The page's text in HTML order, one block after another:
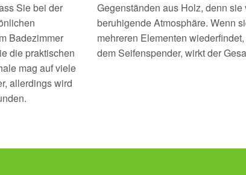
Sie bei der
Badezimmer
die praktischen
mag auf viele
allerdings wird
Gegenständen aus Holz, denn
beruhigende Atmosphäre. Wenn
mehreren Elementen
dem Seifenspender, wirkt der